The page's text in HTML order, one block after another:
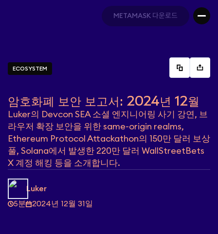
METAMASK 다운로드
ECOSYSTEM
암호화폐 보안 보고서: 2024년 12월
Luker의 Devcon SEA 소셜 엔지니어링 사기 강연, 브
라우저 확장 보안을 위한 same-origin realms,
Ethereum Protocol Attackathon의 150만 달러 보상
풀, Solana에서 발생한 220만 달러 WallStreetBets
X 계정 해킹 등을 소개합니다.
Luker
5분
2024년 12월 31일